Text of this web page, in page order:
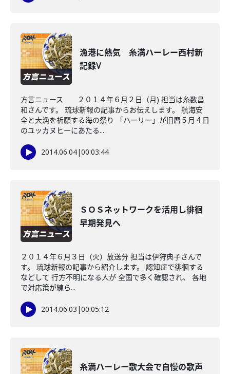
漁港に熱気 糸満ハーレー西村新
記録V
方言ニュース ２０１４年６月２日（月) 担当は糸数昌
和さんです。 琉球新報の記事からお伝えします。 航海安
全と大漁を祈願する海の祭り 「ハーリー」が旧暦５月４日
のユッカヌヒーにあたる...
2014.06.04|00:03:44
ＳＯＳネットワークを活用し徘徊
早期発見へ
２０１４年６月３日（火）放送分 担当は伊狩典子さんで
す。 琉球新報の記事から紹介します。 認知症で徘徊する
などして 行方不明になる人が 全国で多く確認され、 各地
で対応策が練ら...
2014.06.03 |00:05:12
糸満ハーレー歌大会で自慢の歌声